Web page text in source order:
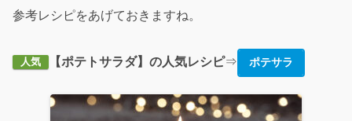
参考レシピをあげておきますね。
人気 【ポテトサラダ】の人気レシピ⇒ ポテサラ